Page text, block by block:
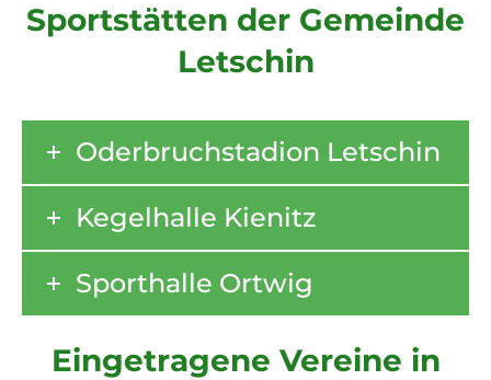
Sportstätten der Gemeinde
Letschin
Oderbruchstadion Letschin
Kegelhalle Kienitz
Sporthalle Ortwig
Eingetragene Vereine in